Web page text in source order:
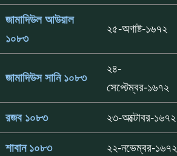
জামাদিউল আউয়াল
১০৮৩
২৫-অগাষ্ট-১৬৭২
জামাদিউস সানি ১০৮৩
২৪-
সেপ্টেম্বর-১৬৭২
রজব ১০৮৩ ২৩-অক্টোবর-১৬৭২
শাবান ১০৮৩ ২২-নভেম্বর-১৬৭২